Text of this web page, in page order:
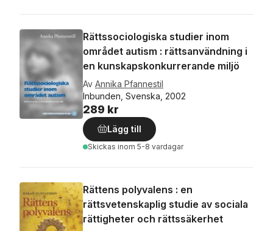
Rättssociologiska studier inom
området autism : rättsanvändning i
en kunskapskonkurrerande miljö
Av Annika Pfannestil
Inbunden, Svenska, 2002
289 kr
Lägg till
Skickas inom 5-8 vardagar
Rättens polyvalens : en
rättsvetenskaplig studie av sociala
rättigheter och rättssäkerhet